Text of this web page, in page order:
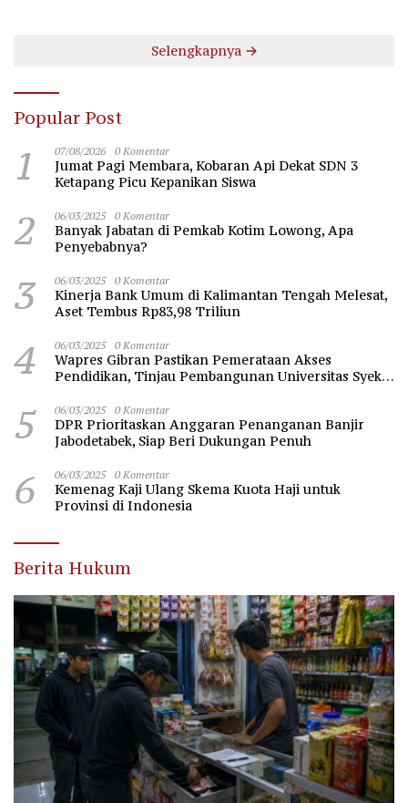
Selengkapnya
Popular Post
1 07/08/2026 0 Komentar
Jumat Pagi Membara, Kobaran Api Dekat SDN 3
Ketapang Picu Kepanikan Siswa
2 06/03/2025 0 Komentar
Banyak Jabatan di Pemkab Kotim Lowong, Apa
Penyebabnya?
3 06/03/2025 0 Komentar
Kinerja Bank Umum di Kalimantan Tengah Melesat,
Aset Tembus Rp83,98 Triliun
4 06/03/2025 0 Komentar
Wapres Gibran Pastikan Pemerataan Akses
Pendidikan, Tinjau Pembangunan Universitas Syekh
5 06/03/2025 0 Komentar
DPR Prioritaskan Anggaran Penanganan Banjir
Jabodetabek, Siap Beri Dukungan Penuh
6 06/03/2025 0 Komentar
Kemenag Kaji Ulang Skema Kuota Haji untuk
Provinsi di Indonesia
Berita Hukum